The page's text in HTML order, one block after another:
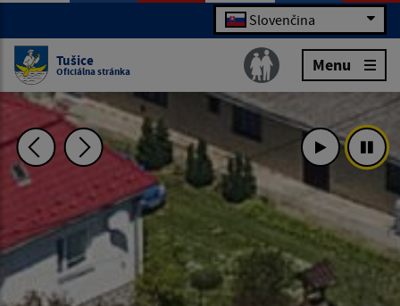
Slovenčina
Tušice
Oficiálna stránka Menu